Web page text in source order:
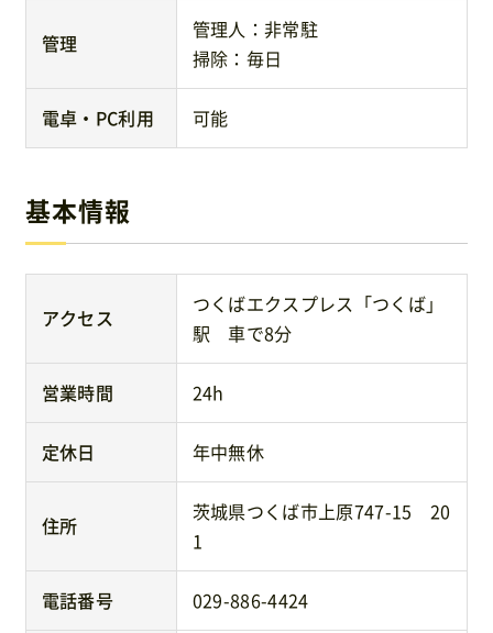
管理
管理人：非常駐
掃除：毎日
電卓・PC利用 可能
基本情報
アクセス
つくばエクスプレス「つくば」
駅 車で8分
営業時間 24h
定休日 年中無休
住所
茨城県つくば市上原747-15 20
1
電話番号 029-886-4424